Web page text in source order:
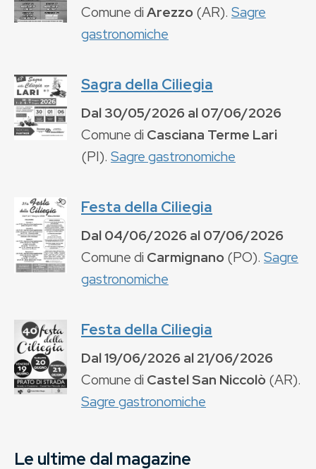
Comune diArezzo(AR). Sagre
gastronomiche
Sagra della Ciliegia
Dal30/05/2026al07/06/2026
Comune di Casciana Terme Lari
(PI). Sagre gastronomiche
Festa della Ciliegia
Dal04/06/2026al07/06/2026
Comune di Carmignano(PO). Sagre
gastronomiche
Festa della Ciliegia
Dal19/06/2026al21/06/2026
Comune di Castel San Niccolò(AR).
Sagre gastronomiche
Le ultime dal magazine